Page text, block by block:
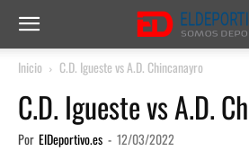
Inicio C.D. Igueste vs A.D. Chincanayro
C.D. Igueste vs A.D.
Por ElDeportivo.es - 12/03/2022